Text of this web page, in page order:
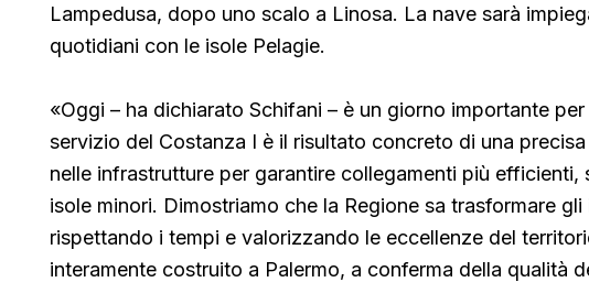
Lampedusa, dopo uno scalo a Linosa. La nave sarà
quotidiani con le isole Pelagie.
«Oggi – ha dichiarato Schifani – è un giorno importante per
servizio del Costanza I è il risultato concreto di una
nelle infrastrutture per garantire collegamenti più efficienti,
isole minori. Dimostriamo che la Regione sa trasformare
rispettando i tempi e valorizzando le eccellenze del
interamente costruito a Palermo, a conferma della qualità